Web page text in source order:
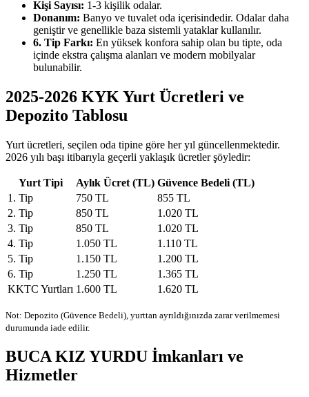
Kişi Sayısı: 1-3 kişilik odalar.
Donanım: Banyo ve tuvalet oda içerisindedir. Odalar daha
geniştir ve genellikle baza sistemli yataklar kullanılır.
6. Tip Farkı: En yüksek konfora sahip olan bu tipte, oda
içinde ekstra çalışma alanları ve modern mobilyalar
bulunabilir.
2025-2026 KYK Yurt Ücretleri ve
Depozito Tablosu
Yurt ücretleri, seçilen oda tipine göre her yıl güncellenmektedir.
2026 yılı başı itibarıyla geçerli yaklaşık ücretler şöyledir:
Yurt Tipi Aylık Ücret (TL) Güvence Bedeli (TL)
1. Tip
750 TL
855 TL
2. Tip
850 TL
1.020 TL
3. Tip
850 TL
1.020 TL
4. Tip
1.050 TL
1.110 TL
5. Tip
1.150 TL
1.200 TL
6. Tip
1.250 TL
1.365 TL
KKTC Yurtları 1.600 TL 1.620 TL
Not: Depozito (Güvence Bedeli), yurttan ayrıldığınızda zarar verilmemesi
durumunda iade edilir.
BUCA KIZ YURDU İmkanları ve
Hizmetler